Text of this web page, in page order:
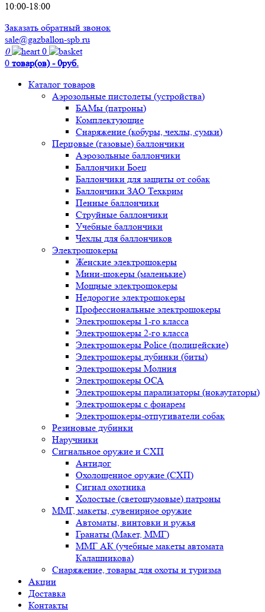
10:00-18:00
Заказать обратный звонок
sale@gazballon-spb.ru
0
0
0 товар(ов) - 0руб.
Каталог товаров
Аэрозольные пистолеты (устройства)
БАМы (патроны)
Комплектующие
Снаряжение (кобуры, чехлы, сумки)
Перцовые (газовые) баллончики
Аэрозольные баллончики
Баллончики Боец
Баллончики для защиты от собак
Баллончики ЗАО Техкрим
Пенные баллончики
Струйные баллончики
Учебные баллончики
Чехлы для баллончиков
Электрошокеры
Женские электрошокеры
Мини-шокеры (маленькие)
Мощные электрошокеры
Недорогие электрошокеры
Профессиональные электрошокеры
Электрошокеры 1-го класса
Электрошокеры 2-го класса
Электрошокеры Police (полицейские)
Электрошокеры дубинки (биты)
Электрошокеры Молния
Электрошокеры ОСА
Электрошокеры парализаторы (нокаутаторы)
Электрошокеры с фонарем
Электрошокеры-отпугиватели собак
Резиновые дубинки
Наручники
Сигнальное оружие и СХП
Антидог
Охолощенное оружие (СХП)
Сигнал охотника
Холостые (светошумовые) патроны
ММГ, макеты, сувенирное оружие
Автоматы, винтовки и ружья
Гранаты (Макет, ММГ)
ММГ АК (учебные макеты автомата
Калашникова)
Снаряжение, товары для охоты и туризма
Акции
Доставка
Контакты